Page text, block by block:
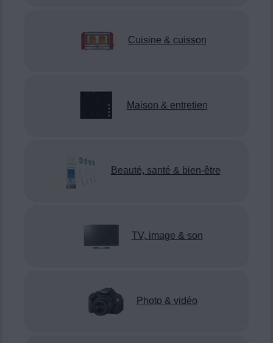
Cuisine & cuisson
Maison & entretien
Beauté, santé & bien-être
TV, image & son
Photo & vidéo